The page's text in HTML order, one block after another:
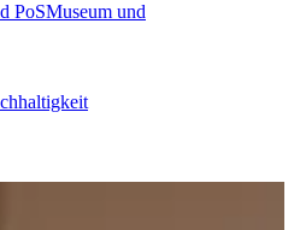
PoSMuseum und